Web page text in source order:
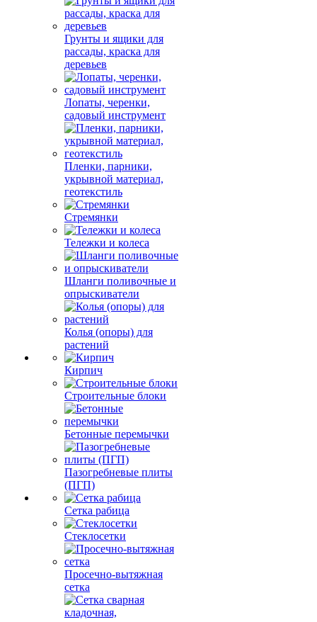
Грунты и ящики для
рассады, краска для
деревьев
Лопаты, черенки,
садовый инструмент
Пленки, парники,
укрывной материал,
геотекстиль
Стремянки
Тележки и колеса
Шланги поливочные и
опрыскиватели
Колья (опоры) для
растений
Кирпич
Строительные блоки
Бетонные перемычки
Пазогребневые плиты
(ПГП)
Сетка рабица
Стеклосетки
Просечно-вытяжная
сетка